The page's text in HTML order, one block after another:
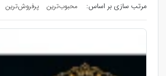
مرتب سازی بر اساس: محبوب‌ترین پرفروش‌ترین